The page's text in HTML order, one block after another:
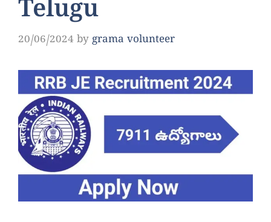
Telugu
20/06/2024 by grama volunteer